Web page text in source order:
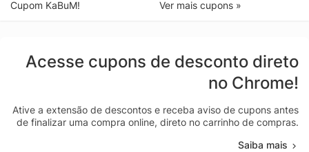
Cupom KaBuM!
Ver mais cupons »
Acesse cupons de desconto direto
no Chrome!
Ative a extensão de descontos e receba aviso de cupons antes
de finalizar uma compra online, direto no carrinho de compras.
Saiba mais